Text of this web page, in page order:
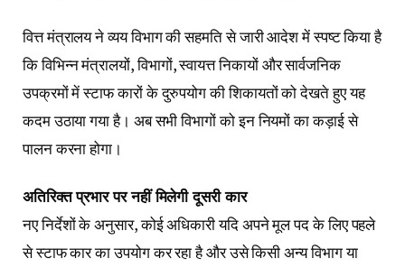
वित्त मंत्रालय ने व्यय विभाग की सहमति से जारी आदेश में स्पष्ट किया है
कि विभिन्न मंत्रालयों, विभागों, स्वायत्त निकायों और सार्वजनिक
उपक्रमों में स्टाफ कारों के दुरुपयोग की शिकायतों को देखते हुए यह
कदम उठाया गया है। अब सभी विभागों को इन नियमों का कड़ाई से
पालन करना होगा।
अतिरिक्त प्रभार पर नहीं मिलेगी दूसरी कार
नए निर्देशों के अनुसार, कोई अधिकारी यदि अपने मूल पद के लिए पहले
से स्टाफ कार का उपयोग कर रहा है और उसे किसी अन्य विभाग या